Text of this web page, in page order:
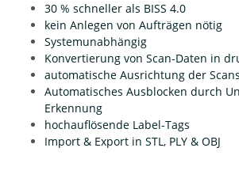
30 % schneller als BISS 4.0
kein Anlegen von Aufträgen nötig
Systemunabhängig
Konvertierung von Scan-Daten in
automatische Ausrichtung der Scans
Automatisches Ausblocken durch
Erkennung
hochauflösende Label-Tags
Import & Export in STL, PLY & OBJ